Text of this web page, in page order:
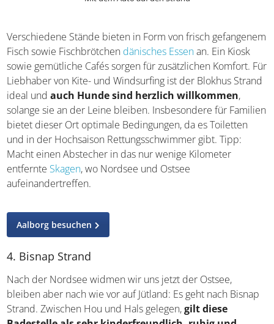
Verschiedene Stände bieten in Form von frisch
gefangenem Fisch sowie Fischbrötchen dänisches Essen
an. Ein Kiosk sowie gemütliche Cafés sorgen für
zusätzlichen Komfort. Für Liebhaber von Kite- und
Windsurfing ist der Blokhus Strand ideal undauch
Hunde sind herzlich willkommen, solange sie an der
Leine bleiben. Insbesondere für Familien bietet dieser
Ort optimale Bedingungen, da es Toiletten und in der
Hochsaison Rettungsschwimmer gibt. Tipp: Macht einen
wo Nordsee und Ostsee aufeinandertreffen.
Aalborg besuchen
4. Bisnap Strand
Nach der Nordsee widmen wir uns jetzt der Ostsee,
bleiben aber nach wie vor auf Jütland: Es geht nach